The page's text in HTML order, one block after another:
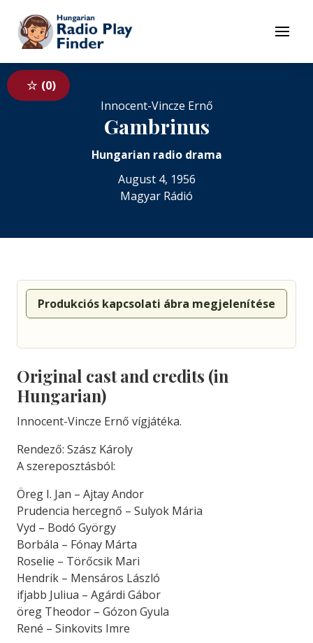
To contents
Menu
0
Innocent-Vincze Ernő
Gambrinus
Hungarian radio drama
August 4, 1956
Magyar Rádió
Produkciós kapcsolati ábra megjelenítése
Original cast and credits (in
Hungarian)
Innocent-Vincze Ernő vígjátéka.
Rendező: Szász Károly
A szereposztásból:
Öreg I. Jan – Ajtay Andor
Prudencia hercegnő – Sulyok Mária
Vyd – Bodó György
Borbála – Fónay Márta
Roselie – Törőcsik Mari
Hendrik – Mensáros László
ifjabb Juliua – Agárdi Gábor
öreg Theodor – Gózon Gyula
René – Sinkovits Imre